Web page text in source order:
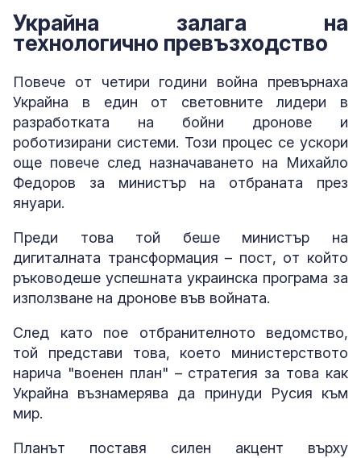
Украйна залага на
технологично превъзходство
Повече от четири години война превърнаха
Украйна в един от световните лидери в
разработката на бойни дронове и
роботизирани системи. Този процес се ускори
още повече след назначаването на Михайло
Федоров за министър на отбраната през
януари.
Преди това той беше министър на
дигиталната трансформация – пост, от който
ръководеше успешната украинска програма за
използване на дронове във войната.
След като пое отбранителното ведомство,
той представи това, което министерството
нарича "военен план" – стратегия за това как
Украйна възнамерява да принуди Русия към
мир.
Планът поставя силен акцент върху